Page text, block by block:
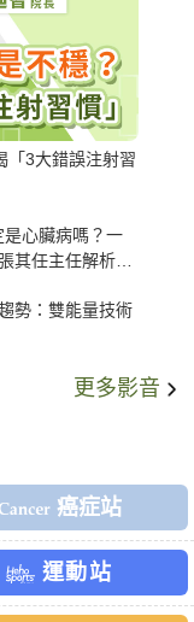
「3大錯誤注射習
是心臟病嗎？一
其任主任解析支
勢：雙能量技術
更多影音
癌症站
運動站